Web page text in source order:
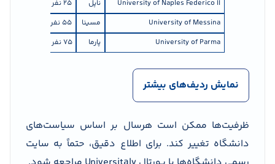
University of Naples Federico II
ناپل 25 نفر
University of Messina
مسینا 55 نفر
University of Parma
پارما 75 نفر
نمایش ردیف‌های بیشتر
ظرفیت‌ها ممکن است هرسال بر اساس سیاست‌های
دانشگاه تغییر کند. برای اطلاع دقیق، حتماً به سایت